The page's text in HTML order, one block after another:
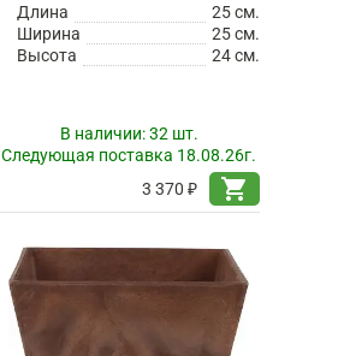
Длина
25 см.
Ширина
25 см.
Высота
24 см.
В наличии:32 шт.
Следующая поставка 18.08.26г.
3 370 ₽
shopping_cart